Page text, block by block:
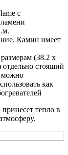
с
Камин имеет
(38.2 x
стоящий
можно
как
тепло в